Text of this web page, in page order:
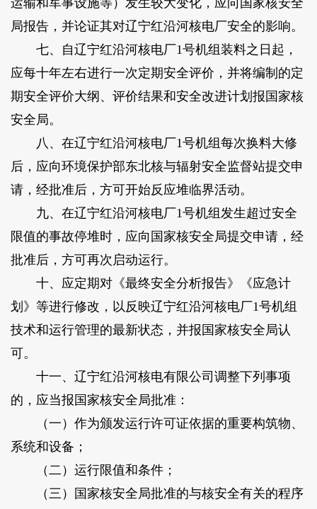
运输和军事设施等）发生较大变化，应向国家核安全
局报告，并论证其对辽宁红沿河核电厂安全的影响。
七、自辽宁红沿河核电厂1号机组装料之日起，
应每十年左右进行一次定期安全评价，并将编制的定
期安全评价大纲、评价结果和安全改进计划报国家核
安全局。
八、在辽宁红沿河核电厂1号机组每次换料大修
后，应向环境保护部东北核与辐射安全监督站提交申
请，经批准后，方可开始反应堆临界活动。
九、在辽宁红沿河核电厂1号机组发生超过安全
限值的事故停堆时，应向国家核安全局提交申请，经
批准后，方可再次启动运行。
十、应定期对《最终安全分析报告》《应急计
划》等进行修改，以反映辽宁红沿河核电厂1号机组
技术和运行管理的最新状态，并报国家核安全局认
可。
十一、辽宁红沿河核电有限公司调整下列事项
的，应当报国家核安全局批准：
（一）作为颁发运行许可证依据的重要构筑物、
系统和设备；
（二）运行限值和条件；
（三）国家核安全局批准的与核安全有关的程序